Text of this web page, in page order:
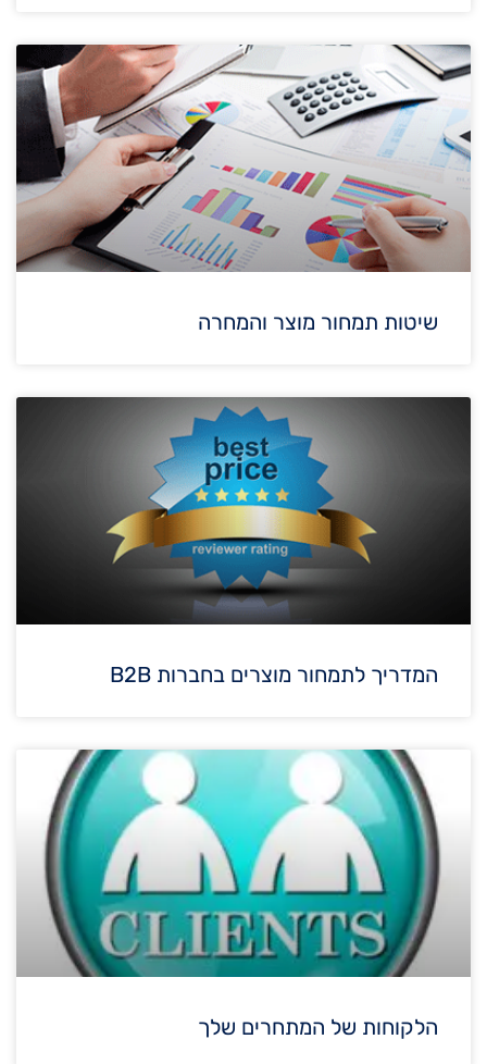
שיטות תמחור מוצר והמחרה
המדריך לתמחור מוצרים בחברות B2B
הלקוחות של המתחרים שלך